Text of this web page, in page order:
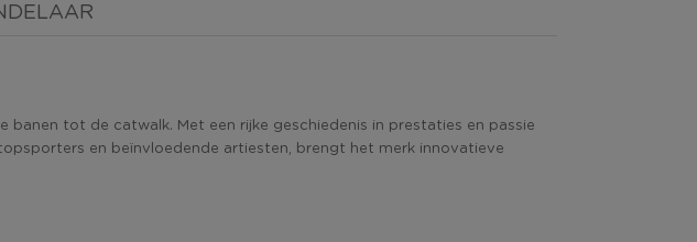
tot de catwalk. Met een rijke geschiedenis in prestaties en passie
en beïnvloedende artiesten, brengt het merk innovatieve